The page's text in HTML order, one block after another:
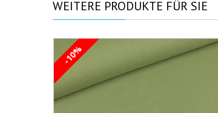
WEITERE PRODUKTE FÜR SIE
-10%